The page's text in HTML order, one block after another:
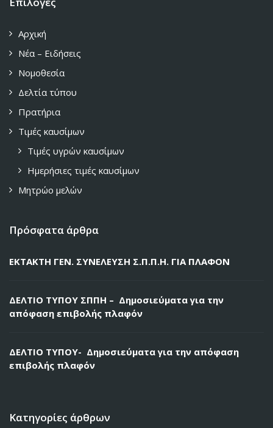
Αρχική
Νέα – Ειδήσεις
Νομοθεσία
Δελτία τύπου
Πρατήρια
Τιμές καυσίμων
Τιμές υγρών καυσίμων
Ημερήσιες τιμές καυσίμων
Μητρώο μελών
Πρόσφατα άρθρα
ΕΚΤΑΚΤΗ ΓΕΝ. ΣΥΝΕΛΕΥΣΗ Σ.Π.Π.Η. ΓΙΑ ΠΛΑΦΟΝ
ΔΕΛΤΙΟ ΤΥΠΟΥ ΣΠΠΗ – Δημοσιεύματα για την
απόφαση επιβολής πλαφόν
ΔΕΛΤΙΟ ΤΥΠΟΥ- Δημοσιεύματα για την απόφαση
επιβολής πλαφόν
Κατηγορίες άρθρων